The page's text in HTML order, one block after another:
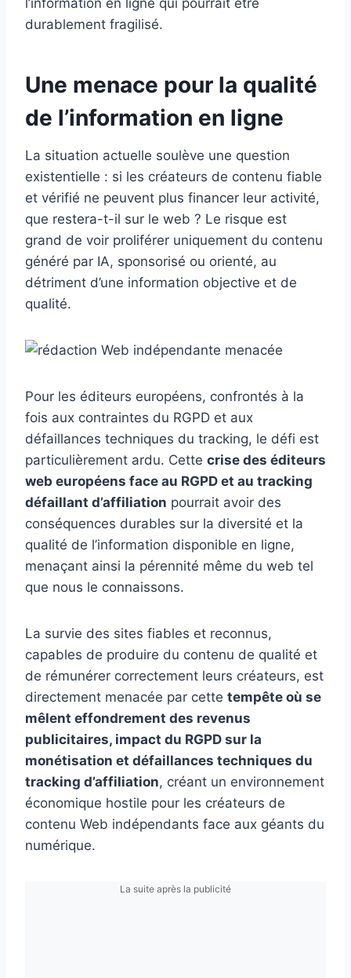
l’information en ligne qui pourrait être
durablement fragilisé.
Une menace pour la qualité
de l’information en ligne
La situation actuelle soulève une question
existentielle : si les créateurs de contenu fiable
et vérifié ne peuvent plus financer leur activité,
que restera-t-il sur le web ? Le risque est
grand de voir proliférer uniquement du contenu
généré par IA, sponsorisé ou orienté, au
détriment d’une information objective et de
qualité.
Pour les éditeurs européens, confrontés à la
fois aux contraintes du RGPD et aux
défaillances techniques du tracking, le défi est
particulièrement ardu. Cette crise des éditeurs
web européens face au RGPD et au tracking
défaillant d’affiliation pourrait avoir des
conséquences durables sur la diversité et la
qualité de l’information disponible en ligne,
menaçant ainsi la pérennité même du web tel
que nous le connaissons.
La survie des sites fiables et reconnus,
capables de produire du contenu de qualité et
de rémunérer correctement leurs créateurs, est
directement menacée par cette tempête où se
mêlent effondrement des revenus
publicitaires, impact du RGPD sur la
monétisation et défaillances techniques du
tracking d’affiliation, créant un environnement
économique hostile pour les créateurs de
contenu Web indépendants face aux géants du
numérique.
La suite après la publicité